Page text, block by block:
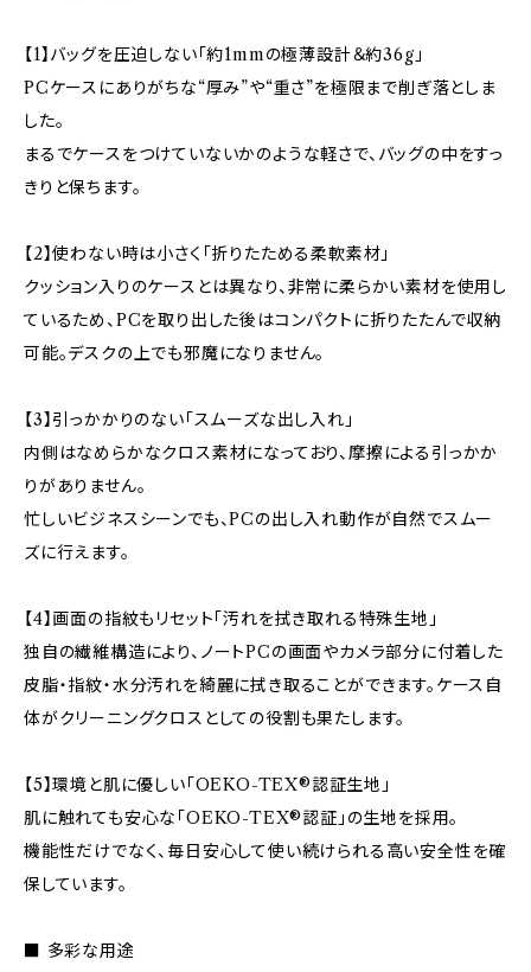
【1】バッグを圧迫しない「約1mmの極薄設計＆約36g」
PCケースにありがちな“厚み”や“重さ”を極限まで削ぎ落としま
した。
まるでケースをつけていないかのような軽さで、バッグの中をすっ
きりと保ちます。
【2】使わない時は小さく「折りたためる柔軟素材」
クッション入りのケースとは異なり、非常に柔らかい素材を使用し
ているため、PCを取り出した後はコンパクトに折りたたんで収納
可能。デスクの上でも邪魔になりません。
【3】引っかかりのない「スムーズな出し入れ」
内側はなめらかなクロス素材になっており、摩擦による引っかか
りがありません。
忙しいビジネスシーンでも、PCの出し入れ動作が自然でスムー
ズに行えます。
【4】画面の指紋もリセット「汚れを拭き取れる特殊生地」
独自の繊維構造により、ノートPCの画面やカメラ部分に付着した
皮脂・指紋・水分汚れを綺麗に拭き取ることができます。ケース自
体がクリーニングクロスとしての役割も果たします。
【5】環境と肌に優しい「OEKO-TEX®認証生地」
肌に触れても安心な「OEKO-TEX®認証」の生地を採用。
機能性だけでなく、毎日安心して使い続けられる高い安全性を確
保しています。
■ 多彩な用途